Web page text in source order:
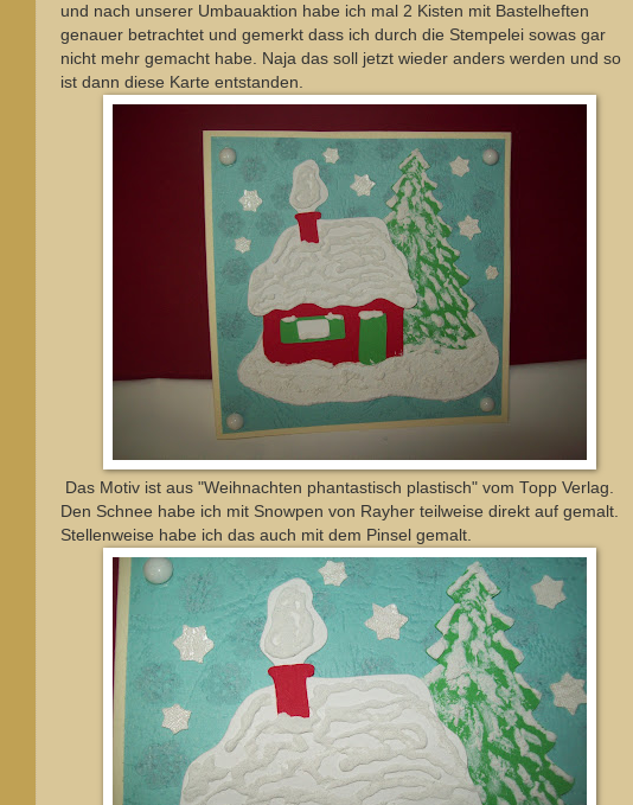
und nach unserer Umbauaktion habe ich mal 2 Kisten mit Bastelheften
genauer betrachtet und gemerkt dass ich durch die Stempelei sowas gar
nicht mehr gemacht habe. Naja das soll jetzt wieder anders werden und so
ist dann diese Karte entstanden.
Das Motiv ist aus "Weihnachten phantastisch plastisch" vom Topp Verlag.
Den Schnee habe ich mit Snowpen von Rayher teilweise direkt auf gemalt.
Stellenweise habe ich das auch mit dem Pinsel gemalt.